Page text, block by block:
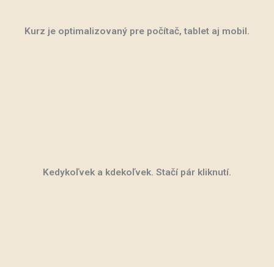
Kurz je optimalizovaný pre počítač, tablet aj mobil.
Kedykoľvek a kdekoľvek. Stačí pár kliknutí.